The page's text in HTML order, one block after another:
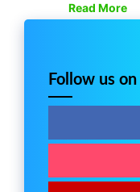
Read More
Follow us